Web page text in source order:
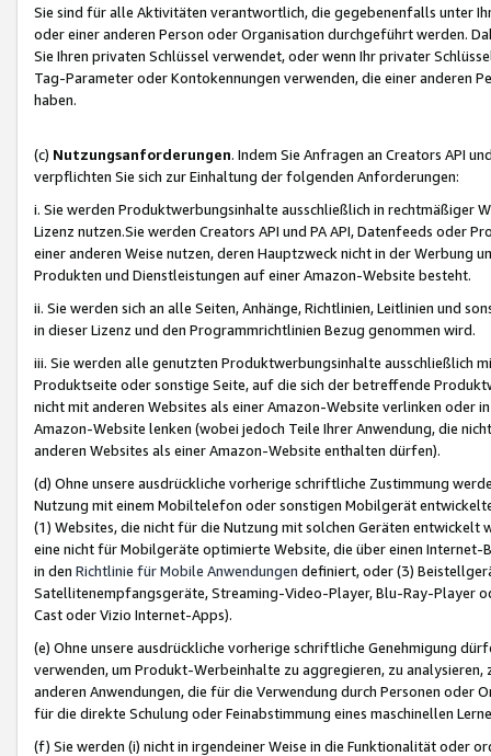
Sie sind für alle Aktivitäten verantwortlich, die gegebenenfalls unter
oder einer anderen Person oder Organisation durchgeführt werden.
Sie Ihren privaten Schlüssel verwendet, oder wenn Ihr privater
Tag-Parameter oder Kontokennungen verwenden, die einer anderen
haben.
(c) Nutzungsanforderungen. Indem Sie Anfragen an Creators API
verpflichten Sie sich zur Einhaltung der folgenden Anforderungen:
i. Sie werden Produktwerbungsinhalte ausschließlich in rechtmäßiger
Lizenz nutzen.Sie werden Creators API und PA API, Datenfeeds oder
einer anderen Weise nutzen, deren Hauptzweck nicht in der Werbung
Produkten und Dienstleistungen auf einer Amazon-Website besteht.
ii. Sie werden sich an alle Seiten, Anhänge, Richtlinien, Leitlinien und
in dieser Lizenz und den Programmrichtlinien Bezug genommen wird.
iii. Sie werden alle genutzten Produktwerbungsinhalte ausschließlich
Produktseite oder sonstige Seite, auf die sich der betreffende
nicht mit anderen Websites als einer Amazon-Website verlinken oder
Amazon-Website lenken (wobei jedoch Teile Ihrer Anwendung, die
anderen Websites als einer Amazon-Website enthalten dürfen).
(d) Ohne unsere ausdrückliche vorherige schriftliche Zustimmung
Nutzung mit einem Mobiltelefon oder sonstigen Mobilgerät
(1) Websites, die nicht für die Nutzung mit solchen Geräten
eine nicht für Mobilgeräte optimierte Website, die über einen
in den Richtlinie für Mobile Anwendungen definiert, oder (3)
Satellitenempfangsgeräte, Streaming-Video-Player, Blu-Ray-Player
Cast oder Vizio Internet-Apps).
(e) Ohne unsere ausdrückliche vorherige schriftliche Genehmigung
verwenden, um Produkt-Werbeinhalte zu aggregieren, zu
anderen Anwendungen, die für die Verwendung durch Personen
für die direkte Schulung oder Feinabstimmung eines maschinellen
(f) Sie werden (i) nicht in irgendeiner Weise in die Funktionalität oder